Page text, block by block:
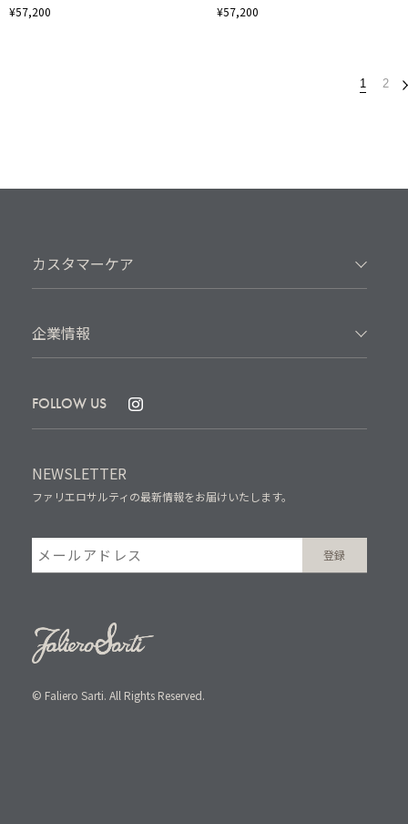
¥57,200 ¥57,200
1 2
カスタマーケア
企業情報
FOLLOW US
NEWSLETTER
ファリエロサルティの最新情報をお届けいたします。
© Faliero Sarti. All Rights Reserved.